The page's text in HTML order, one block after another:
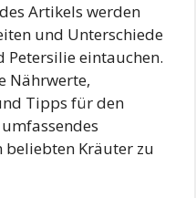
Artikels werden
und Unterschiede
Petersilie eintauchen.
Nährwerte,
Tipps für den
beliebten Kräuter zu